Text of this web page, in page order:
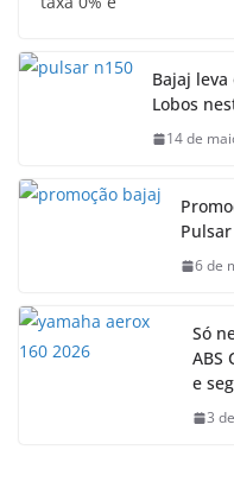
Bajaj
Lobos
14 de
6 de
Só
ABS
e
3